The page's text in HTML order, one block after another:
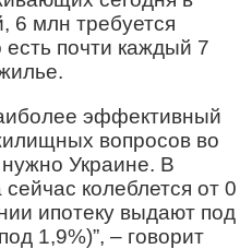
6 млн требуется
почти каждый 7
эффективный
вопросов во
Украине. В
колеблется от 0
ипотеку выдают под
1,9%)”, – говорит